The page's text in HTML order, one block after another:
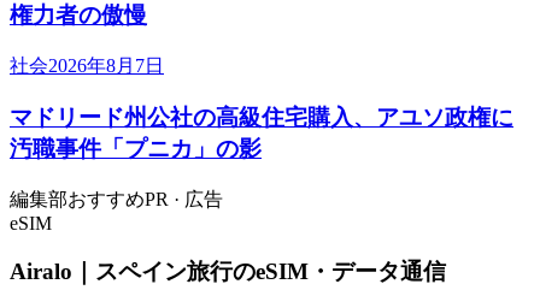
権力者の傲慢
社会2026年8月7日
マドリード州公社の高級住宅購入、アユソ政権に
汚職事件「プニカ」の影
編集部おすすめPR · 広告
eSIM
Airalo｜スペイン旅行のeSIM・データ通信